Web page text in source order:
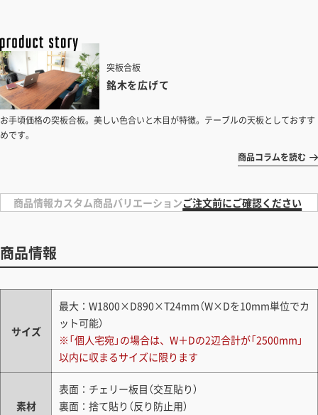
突板合板
銘木を広げて
お手頃価格の突板合板。美しい色合いと木目が特徴。テーブルの天板としておすす
めです。
商品コラムを読む
商品情報カスタム商品バリエーションご注文前にご確認ください
商品情報
サイズ
最大：W1800×D890×T24mm（W×Dを10mm単位でカ
ット可能）
※「個人宅宛」の場合は、W＋Dの2辺合計が「2500mm」
以内に収まるサイズに限ります
素材
表面：チェリー板目（交互貼り）
裏面：捨て貼り（反り防止用）